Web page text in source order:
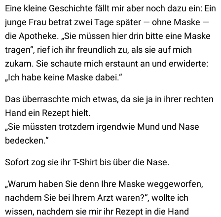
Eine kleine Geschichte fällt mir aber noch dazu ein: Ein
junge Frau betrat zwei Tage später — ohne Maske —
die Apotheke. „Sie müssen hier drin bitte eine Maske
tragen“, rief ich ihr freundlich zu, als sie auf mich
zukam. Sie schaute mich erstaunt an und erwiderte:
„Ich habe keine Maske dabei.“
Das überraschte mich etwas, da sie ja in ihrer rechten
Hand ein Rezept hielt.
„Sie müssten trotzdem irgendwie Mund und Nase
bedecken.“
Sofort zog sie ihr T-Shirt bis über die Nase.
„Warum haben Sie denn Ihre Maske weggeworfen,
nachdem Sie bei Ihrem Arzt waren?“, wollte ich
wissen, nachdem sie mir ihr Rezept in die Hand